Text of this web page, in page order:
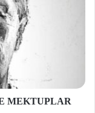
MEKTUPLAR